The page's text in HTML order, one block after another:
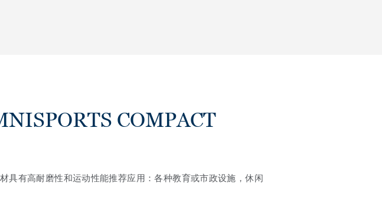
COMPACT
具有高耐磨性和运动性能推荐应用：各种教育或市政设施，休闲